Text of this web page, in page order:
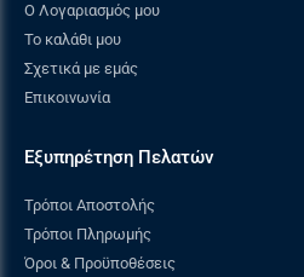
Ο Λογαριασμός μου
Το καλάθι μου
Σχετικά με εμάς
Επικοινωνία
Εξυπηρέτηση Πελατών
Τρόποι Αποστολής
Τρόποι Πληρωμής
Όροι & Προϋποθέσεις